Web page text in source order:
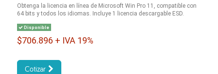
Obtenga la licencia en línea de Microsoft Win Pro 11, compatible con
64 bits y todos los idiomas. Incluye 1 licencia descargable ESD.
Disponible
$706.896 + IVA 19%
Cotizar